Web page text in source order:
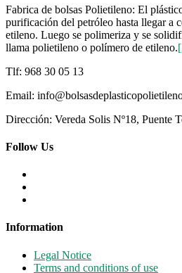
Fabrica de bolsas Polietileno: El
purificación del petróleo hasta llegar a
etileno. Luego se polimeriza y se
llama polietileno o polímero de etileno.
Tlf: 968 30 05 13
Email:
Dirección: Vereda Solis Nº18, Puente
Follow Us
Information
Legal Notice
Terms and conditions of use